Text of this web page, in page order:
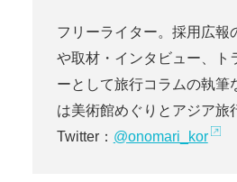
フリーライター。採用広報
や取材・インタビュー、ト
ーとして旅行コラムの執筆
は美術館めぐりとアジア旅
Twitter： @onomari_kor